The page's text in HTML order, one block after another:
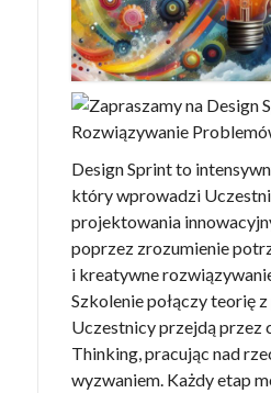
Design Sprint to
który wprowadzi
projektowania
poprzez zrozumienie
i kreatywne
Szkolenie połączy teorię
Uczestnicy przejdą przez
Thinking, pracując nad
wyzwaniem. Każdy etap